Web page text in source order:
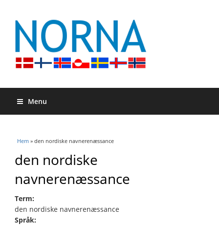
Menu
Du är här
Hem » den nordiske navnerenæssance
den nordiske
navnerenæssance
Term:
den nordiske navnerenæssance
Språk: